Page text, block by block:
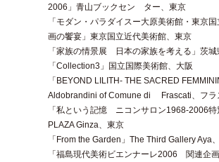
2006」青山ブックセン ター、東京
「モダン・パラダイスー大原美術館・東京
画の饗宴」東京国立近代美術館、東京
「家族の情景展 日本の家族を考える」茨
「Collection3」国立国際美術館、大阪
「BEYOND LILITH- THE SACRED
Aldobrandini of Comune di Frascati、フラ
「私という記憶 ニコンサロン1968-2006特
PLAZA Ginza、東京
「From the Garden」The Third Gallery Aya
「福島現代美術ビエンナーレ2006 関連企